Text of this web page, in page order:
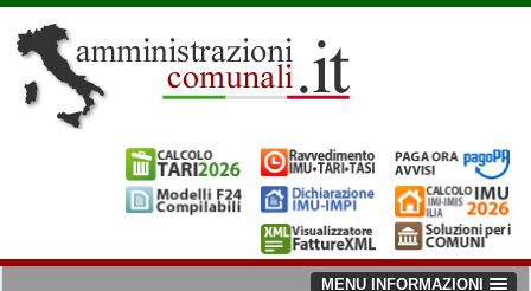
MENU INFORMAZIONI